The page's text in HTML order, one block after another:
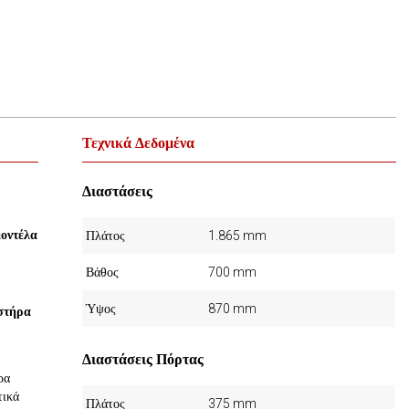
Τεχνικά Δεδομένα
Διαστάσεις
Πλάτος 1.865 mm
Βάθος 700 mm
Ύψος 870 mm
Διαστάσεις Πόρτας
Πλάτος 375 mm